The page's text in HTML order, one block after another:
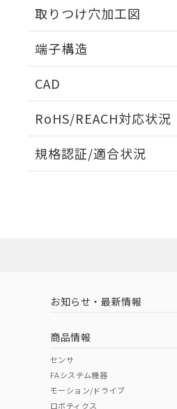
取りつけ穴加工図
端子構造
CAD
RoHS/REACH対応状況
EU RoHS 注意事項・凡例
中国 RoHS 注意事項・凡例
中国 RoHS表
Pb Hg
規格認証/適合状況
お知らせ・最新情報
商品情報
センサ
FAシステム機器
モーション/ドライブ
ロボティクス